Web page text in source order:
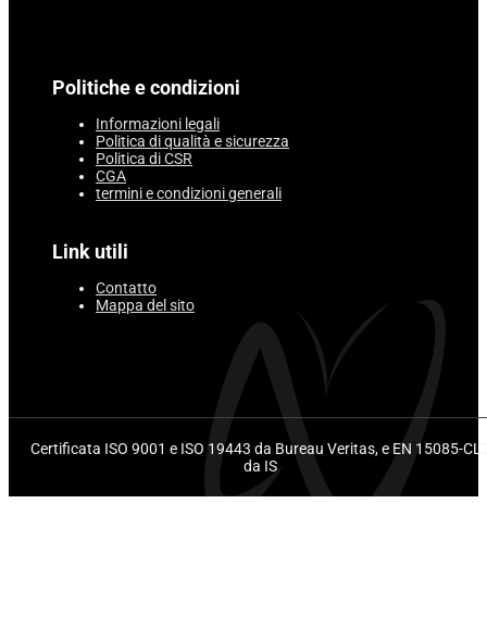
Politiche e condizioni
Informazioni legali
Politica di qualità e sicurezza
Politica di CSR
CGA
termini e condizioni generali
Link utili
Contatto
Mappa del sito
Certificata ISO 9001 e ISO 19443 da Bureau Veritas, e EN 15085-
da IS